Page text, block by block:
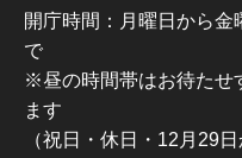
開庁時間：月曜日から金
で
※昼の時間帯はお待たせ
ます
（祝日・休日・12月29